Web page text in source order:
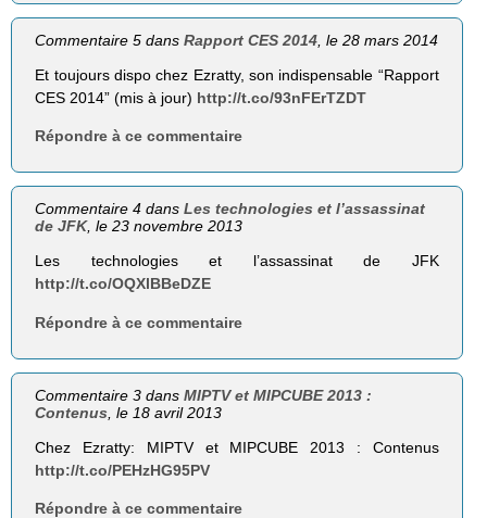
Commentaire 5 dansRapport CES 2014 , le 28 mars 2014
Et toujours dispo chez Ezratty, son indispensable “Rapport
CES 2014” (mis à jour) http://t.co/93nFErTZDT
Répondre à ce commentaire
Commentaire 4 dansLes technologies et l’assassinat
de JFK, le 23 novembre 2013
Les technologies et l’assassinat de JFK
http://t.co/OQXlBBeDZE
Répondre à ce commentaire
Commentaire 3 dansMIPTV et MIPCUBE 2013 :
Contenus , le 18 avril 2013
Chez Ezratty: MIPTV et MIPCUBE 2013 : Contenus
http://t.co/PEHzHG95PV
Répondre à ce commentaire